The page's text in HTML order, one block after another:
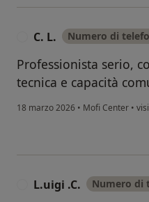
C. L. Numero di
Professionista serio,
tecnica e capacità
18 marzo 2026 • Mofi Center •
L.uigi .C. Numero di